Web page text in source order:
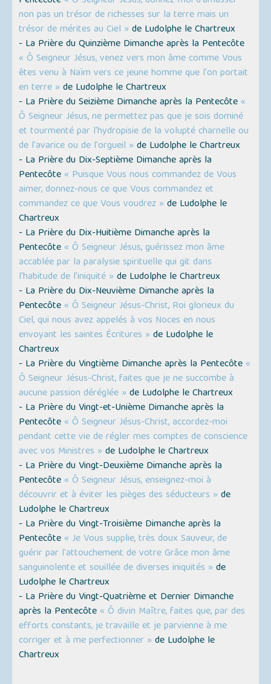
non pas un trésor de richesses sur la terre mais un
trésor de mérites au Ciel » de Ludolphe le Chartreux
- La Prière du Quinzième Dimanche après la Pentecôte
« Ô Seigneur Jésus, venez vers mon âme comme Vous
êtes venu à Naïm vers ce jeune homme que l'on portait
en terre » de Ludolphe le Chartreux
- La Prière du Seizième Dimanche après la Pentecôte «
Ô Seigneur Jésus, ne permettez pas que je sois dominé
et tourmenté par l'hydropisie de la volupté charnelle ou
de l'avarice ou de l'orgueil » de Ludolphe le Chartreux
- La Prière du Dix-Septième Dimanche après la
Pentecôte « Puisque Vous nous commandez de Vous
aimer, donnez-nous ce que Vous commandez et
commandez ce que Vous voudrez » de Ludolphe le
Chartreux
- La Prière du Dix-Huitième Dimanche après la
Pentecôte « Ô Seigneur Jésus, guérissez mon âme
accablée par la paralysie spirituelle qui git dans
l'habitude de l'iniquité » de Ludolphe le Chartreux
- La Prière du Dix-Neuvième Dimanche après la
Pentecôte « Ô Seigneur Jésus-Christ, Roi glorieux du
Ciel, qui nous avez appelés à vos Noces en nous
envoyant les saintes Écritures » de Ludolphe le
Chartreux
- La Prière du Vingtième Dimanche après la Pentecôte «
Ô Seigneur Jésus-Christ, faites que je ne succombe à
aucune passion déréglée » de Ludolphe le Chartreux
- La Prière du Vingt-et-Unième Dimanche après la
Pentecôte « Ô Seigneur Jésus-Christ, accordez-moi
pendant cette vie de régler mes comptes de conscience
avec vos Ministres » de Ludolphe le Chartreux
- La Prière du Vingt-Deuxième Dimanche après la
Pentecôte « Ô Seigneur Jésus, enseignez-moi à
découvrir et à éviter les pièges des séducteurs » de
Ludolphe le Chartreux
- La Prière du Vingt-Troisième Dimanche après la
Pentecôte « Je Vous supplie, très doux Sauveur, de
guérir par l'attouchement de votre Grâce mon âme
sanguinolente et souillée de diverses iniquités » de
Ludolphe le Chartreux
- La Prière du Vingt-Quatrième et Dernier Dimanche
après la Pentecôte « Ô divin Maître, faites que, par des
efforts constants, je travaille et je parvienne à me
corriger et à me perfectionner » de Ludolphe le
Chartreux